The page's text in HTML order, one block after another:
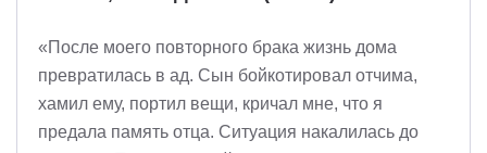
«После моего повторного брака жизнь дома
превратилась в ад. Сын бойкотировал отчима,
хамил ему, портил вещи, кричал мне, что я
предала память отца. Ситуация накалилась до